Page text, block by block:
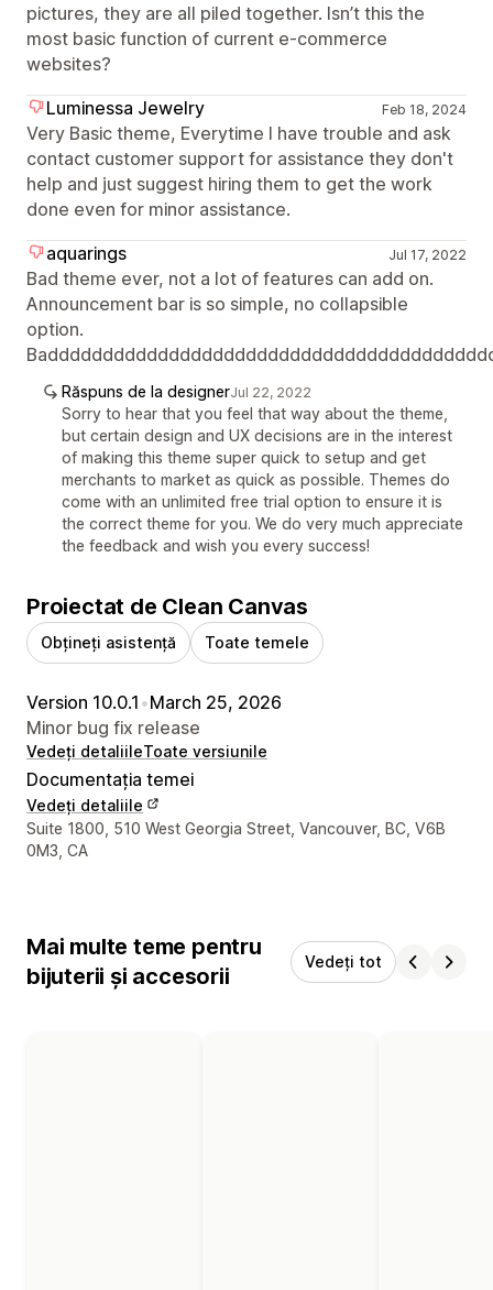
pictures, they are all piled together. Isn’t this the
most basic function of current e-commerce
websites?
Luminessa Jewelry
Feb 18, 2024
Very Basic theme, Everytime I have trouble and ask
contact customer support for assistance they don't
help and just suggest hiring them to get the work
done even for minor assistance.
aquarings
Jul 17, 2022
Bad theme ever, not a lot of features can add on.
Announcement bar is so simple, no collapsible
option.
Răspuns de la designerJul 22, 2022
Sorry to hear that you feel that way about the theme,
but certain design and UX decisions are in the interest
of making this theme super quick to setup and get
merchants to market as quick as possible. Themes do
come with an unlimited free trial option to ensure it is
the correct theme for you. We do very much appreciate
the feedback and wish you every success!
Proiectat de Clean Canvas
Obțineți asistență Toate temele
Version 10.0.1 •March 25, 2026
Minor bug fix release
Vedeți detaliileToate versiunile
Documentația temei
Vedeți detaliile
Detaliile de contact ale designerului
Suite 1800, 510 West Georgia Street, Vancouver, BC, V6B
0M3, CA
Mai multe teme pentru
bijuterii și accesorii
Vedeți tot